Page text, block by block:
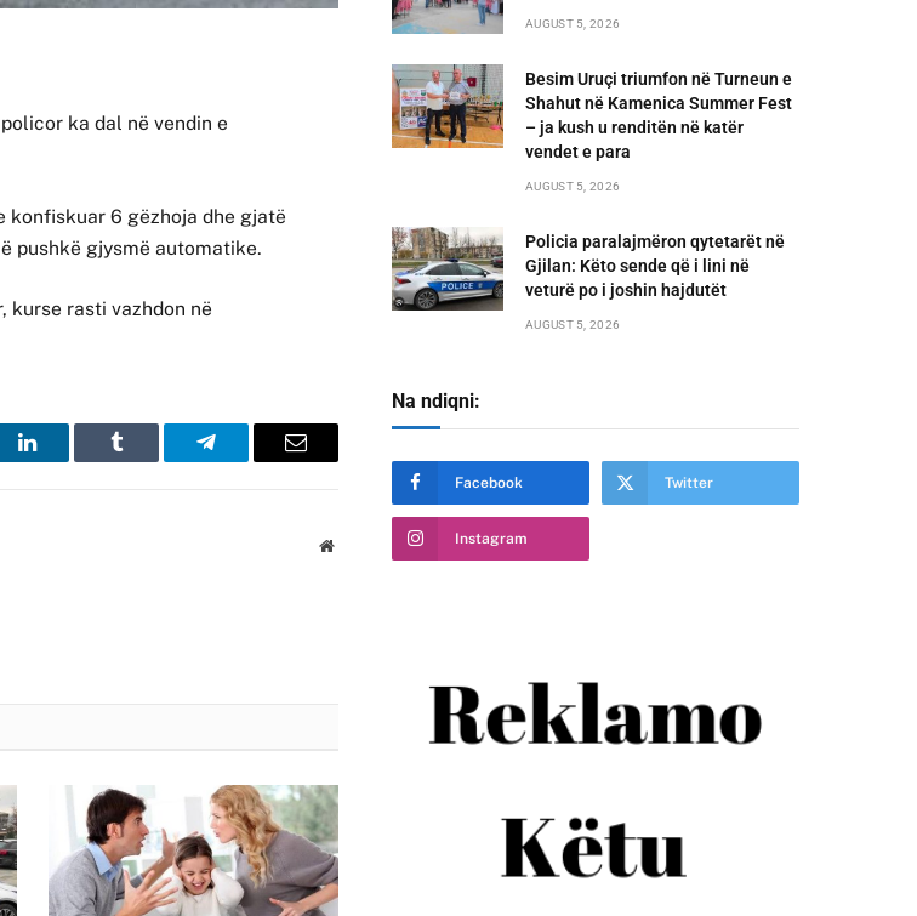
ka dal në vendin e
konfiskuar 6 gëzhoja dhe gjatë
pushkë gjysmë automatike.
kurse rasti vazhdon në
LinkedIn Tumblr Telegram Email
Website
AUGUST 5, 2026
Besim Uruçi triumfon në Turneun e
Shahut në Kamenica Summer Fest
– ja kush u renditën në katër
vendet e para
AUGUST 5, 2026
Policia paralajmëron qytetarët në
Gjilan: Këto sende që i lini në
veturë po i joshin hajdutët
AUGUST 5, 2026
Na ndiqni:
Facebook Twitter
Instagram